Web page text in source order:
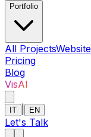
Portfolio
All Projects
Pricing
Blog
VisAI
IT EN
Let's Talk